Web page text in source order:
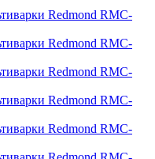
Redmond RMC-
Redmond RMC-
Redmond RMC-
Redmond RMC-
Redmond RMC-